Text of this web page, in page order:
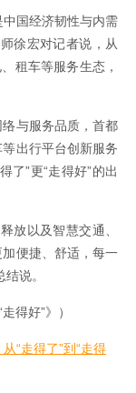
中国经济韧性与内需
徐宏对记者说，从
租车等服务生态，
与服务品质，首都
出行平台创新服务
”更“走得好”的出
放以及智慧交通、
便捷、舒适，每一
说。
得好”》）
“走得了”到“走得